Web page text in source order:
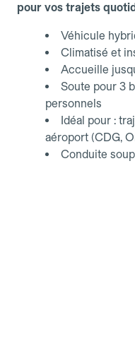
pour vos trajets
Véhicule
Climatisé et
Accueille
Soute pour 3
personnels
Idéal pour :
aéroport (CDG,
Conduite